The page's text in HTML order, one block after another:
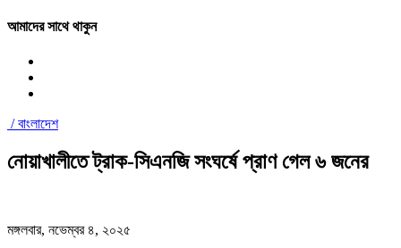
আমাদের সাথে থাকুন
/বাংলাদেশ
নোয়াখালীতে ট্রাক-সিএনজি সংঘর্ষে প্রাণ গেল ৬ জনের
মঙ্গলবার, নভেম্বর ৪, ২০২৫